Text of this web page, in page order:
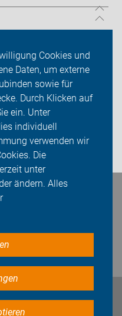
Cookies und
Daten, um externe
sowie für
Durch Klicken auf
ein. Unter
individuell
verwenden wir
Die
unter
ändern. Alles